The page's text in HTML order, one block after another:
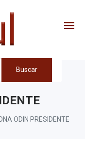
Buscar
ODIN PRESIDENTE